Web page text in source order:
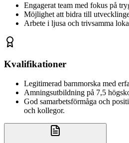
Engagerat team med fokus på
Möjlighet att bidra till
Arbete i ljusa och trivsamma
Kvalifikationer
Legitimerad barnmorska med
Amningsutbildning på 7,5
God samarbetsförmåga och
och kollegor.